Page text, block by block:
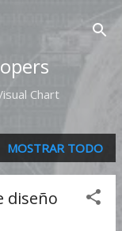
Chart
MOSTRAR TODO
diseño